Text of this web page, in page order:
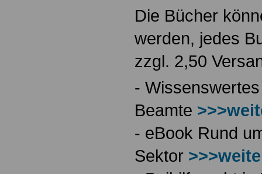
Die Bücher
werden, jedes
zzgl. 2,50
-
Beamte
- eBook Rund
Sektor